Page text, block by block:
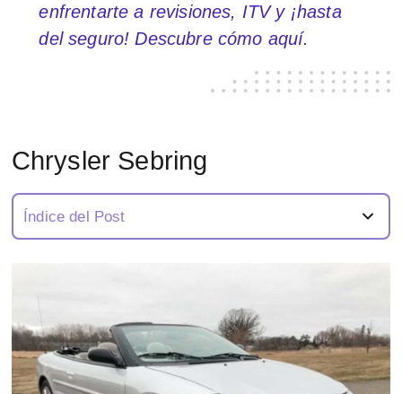
enfrentarte a revisiones, ITV y ¡hasta
del seguro! Descubre cómo aquí.
Chrysler Sebring
Índice del Post